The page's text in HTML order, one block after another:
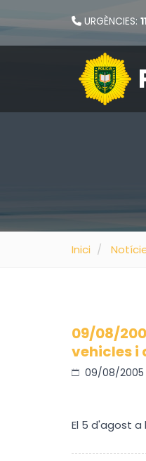
URGÈNCIES:
Inici
09/08/
vehicles i
09/08/2005
El 5 d'agost a